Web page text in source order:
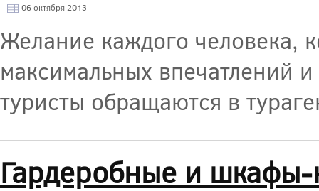
06 октября 2013
Желание каждого человека,
максимальных впечатлений
туристы обращаются в
Гардеробные и